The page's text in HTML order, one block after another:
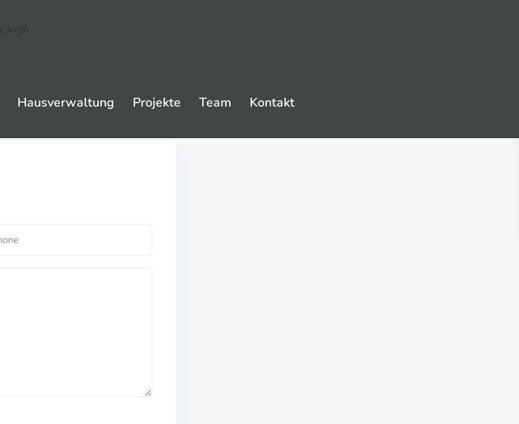
Hausverwaltung Projekte Team Kontakt